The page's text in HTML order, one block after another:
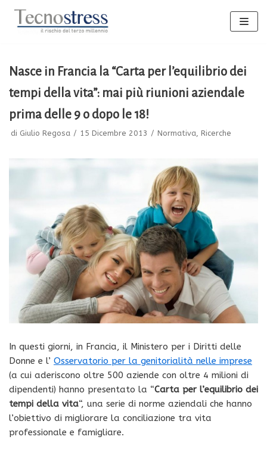
Nasce in Francia la “Carta per l’equilibrio dei
tempi della vita”: mai più riunioni aziendale
prima delle 9 o dopo le 18!
di Giulio Regosa 15 Dicembre 2013 Normativa Ricerche
In questi giorni, in Francia, il Ministero per i Diritti delle
Donne e l’ Osservatorio per la genitorialità nelle imprese
(a cui aderiscono oltre 500 aziende con oltre 4 milioni di
dipendenti) hanno presentato la “Carta per l’equilibrio dei
tempi della vita“, una serie di norme aziendali che hanno
l’obiettivo di migliorare la conciliazione tra vita
professionale e famigliare.